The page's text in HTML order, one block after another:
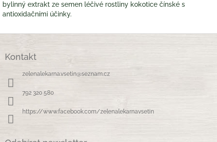
bylinný extrakt ze semen léčivé rostliny kokotice čínské s
antioxidačními účinky.
Kontakt
zelenalekarna.vsetin@seznam.cz
792 320 580
https://www.facebook.com/zelenalekarnavsetin